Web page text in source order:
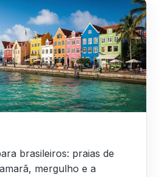
brasileiros: praias de
mergulho e a